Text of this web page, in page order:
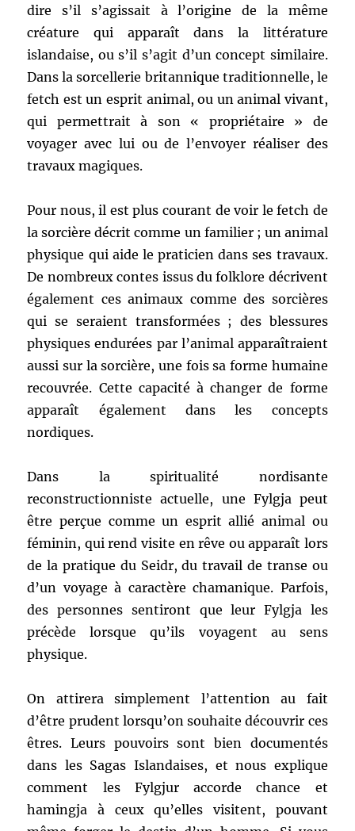
dire s’il s’agissait à l’origine de la même
créature qui apparaît dans la littérature
islandaise, ou s’il s’agit d’un concept similaire.
Dans la sorcellerie britannique traditionnelle, le
fetch est un esprit animal, ou un animal vivant,
qui permettrait à son « propriétaire » de
voyager avec lui ou de l’envoyer réaliser des
travaux magiques.
Pour nous, il est plus courant de voir le fetch de
la sorcière décrit comme un familier ; un animal
physique qui aide le praticien dans ses travaux.
De nombreux contes issus du folklore décrivent
également ces animaux comme des sorcières
qui se seraient transformées ; des blessures
physiques endurées par l’animal apparaîtraient
aussi sur la sorcière, une fois sa forme humaine
recouvrée. Cette capacité à changer de forme
apparaît également dans les concepts
nordiques.
Dans la spiritualité nordisante
reconstructionniste actuelle, une Fylgja peut
être perçue comme un esprit allié animal ou
féminin, qui rend visite en rêve ou apparaît lors
de la pratique du Seidr, du travail de transe ou
d’un voyage à caractère chamanique. Parfois,
des personnes sentiront que leur Fylgja les
précède lorsque qu’ils voyagent au sens
physique.
On attirera simplement l’attention au fait
d’être prudent lorsqu’on souhaite découvrir ces
êtres. Leurs pouvoirs sont bien documentés
dans les Sagas Islandaises, et nous explique
comment les Fylgjur accorde chance et
hamingja à ceux qu’elles visitent, pouvant